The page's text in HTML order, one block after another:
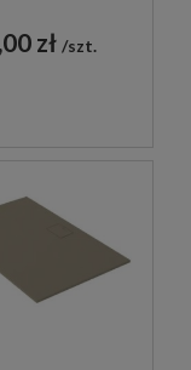
zł szt.